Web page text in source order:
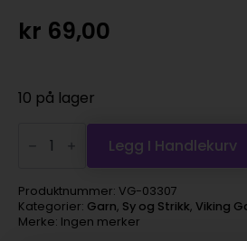
kr 69,00
10 på lager
Garn
Baby
-
307
beige
antall
Legg I Handlekurv
Produktnummer: VG-03307
Kategorier: Garn, Sy og Strikk, Viking
Merke: Ingen merker